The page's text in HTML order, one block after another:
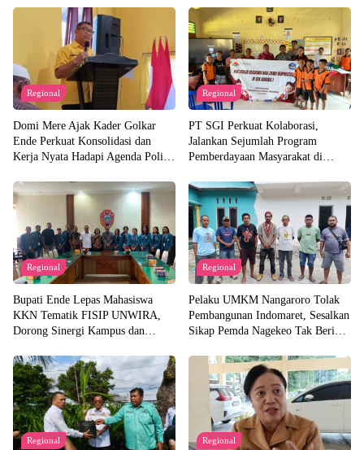
Regional
Domi Mere Ajak Kader Golkar
Ende Perkuat Konsolidasi dan
Kerja Nyata Hadapi Agenda Politik
Regional
PT SGI Perkuat Kolaborasi,
Jalankan Sejumlah Program
Pemberdayaan Masyarakat di
Regional
Bupati Ende Lepas Mahasiswa
KKN Tematik FISIP UNWIRA,
Dorong Sinergi Kampus dan
Regional
Pelaku UMKM Nangaroro Tolak
Pembangunan Indomaret, Sesalkan
Sikap Pemda Nagekeo Tak Beri
Regional Regional